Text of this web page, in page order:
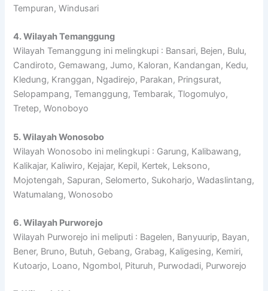
Tempuran, Windusari
4. Wilayah Temanggung
Wilayah Temanggung ini melingkupi : Bansari, Bejen, Bulu,
Candiroto, Gemawang, Jumo, Kaloran, Kandangan, Kedu,
Kledung, Kranggan, Ngadirejo, Parakan, Pringsurat,
Selopampang, Temanggung, Tembarak, Tlogomulyo,
Tretep, Wonoboyo
5. Wilayah Wonosobo
Wilayah Wonosobo ini melingkupi : Garung, Kalibawang,
Kalikajar, Kaliwiro, Kejajar, Kepil, Kertek, Leksono,
Mojotengah, Sapuran, Selomerto, Sukoharjo, Wadaslintang,
Watumalang, Wonosobo
6. Wilayah Purworejo
Wilayah Purworejo ini meliputi : Bagelen, Banyuurip, Bayan,
Bener, Bruno, Butuh, Gebang, Grabag, Kaligesing, Kemiri,
Kutoarjo, Loano, Ngombol, Pituruh, Purwodadi, Purworejo